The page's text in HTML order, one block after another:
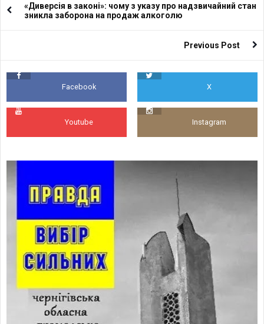
«Диверсія в законі»: чому з указу про надзвичайний стан
зникла заборона на продаж алкоголю
Previous Post
Facebook X
Youtube Instagram